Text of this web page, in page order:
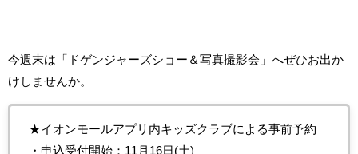
今週末は「ドゲンジャーズショー＆写真撮影会」へぜひお出か
けしませんか。
★イオンモールアプリ内キッズクラブによる事前予約
・申込受付開始：11月16日(土)